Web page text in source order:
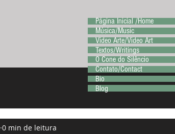
Página Inicial /Home
Música/Music
Video Arte/Video Art
Textos/Writings
O Cone do Silêncio
Contato/Contact
Bio
Blog
0 min de leitura